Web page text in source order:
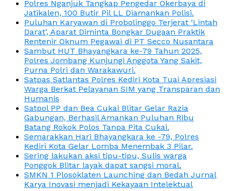
Polres Nganjuk Tangkap Pengedar Okerbaya di
Jatikalen, 100 Butir Pil LL Diamankan Polisi.
Puluhan Karyawan di Probolinggo Terjerat ‘Lintah
Darat’, Aparat Diminta Bongkar Dugaan Praktik
Rentenir Oknum Pegawai di PT Secco Nusantara
Sambut HUT Bhayangkara ke-79 Tahun 2025,
Polres Jombang Kunjungi Anggota Yang Sakit,
Purna Polri dan Warakawuri.
Satpas Satlantas Polres Kediri Kota Tuai Apresiasi
Warga Berkat Pelayanan SIM yang Transparan dan
Humanis
Satpol PP dan Bea Cukai Blitar Gelar Razia
Gabungan, Berhasil Amankan Puluhan Ribu
Batang Rokok Polos Tanpa Pita Cukai.
Semarakkan Hari Bhayangkara ke -79, Polres
Kediri Kota Gelar Lomba Menembak 3 Pilar.
Sering lakukan aksi tipu-tipu, Sulis warga
Ponggok Blitar layak dapat sangsi moral.
SMKN 1 Plosoklaten Launching dan Bedah Jurnal
Karya Inovasi menjadi Kekayaan Intelektual